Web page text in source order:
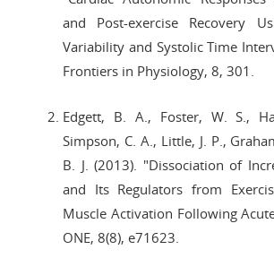
and Post-exercise Recovery
Variability and Systolic Time
Frontiers in Physiology, 8, 301.
Edgett, B. A., Foster, W. S.,
Simpson, C. A., Little, J. P.,
B. J. (2013). "Dissociation of
and Its Regulators from
Muscle Activation Following
ONE, 8(8), e71623.